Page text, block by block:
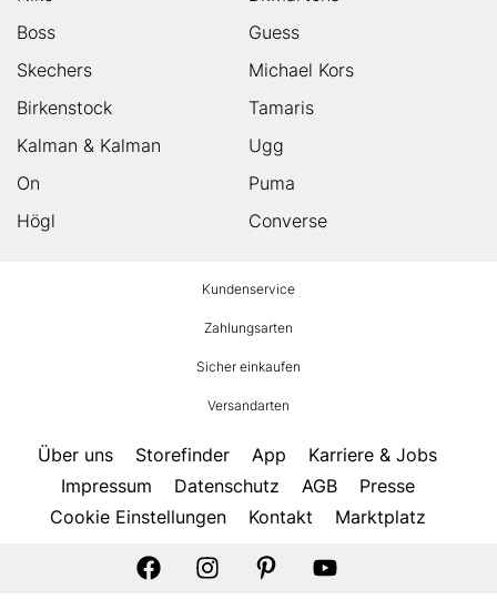
Boss
Guess
Skechers
Michael Kors
Birkenstock
Tamaris
Kalman & Kalman
Ugg
On
Puma
Högl
Converse
Kundenservice
Zahlungsarten
Sicher einkaufen
Versandarten
Über uns Storefinder App
Karriere & Jobs
Impressum
Datenschutz AGB
Presse
Cookie Einstellungen
Kontakt Marktplatz